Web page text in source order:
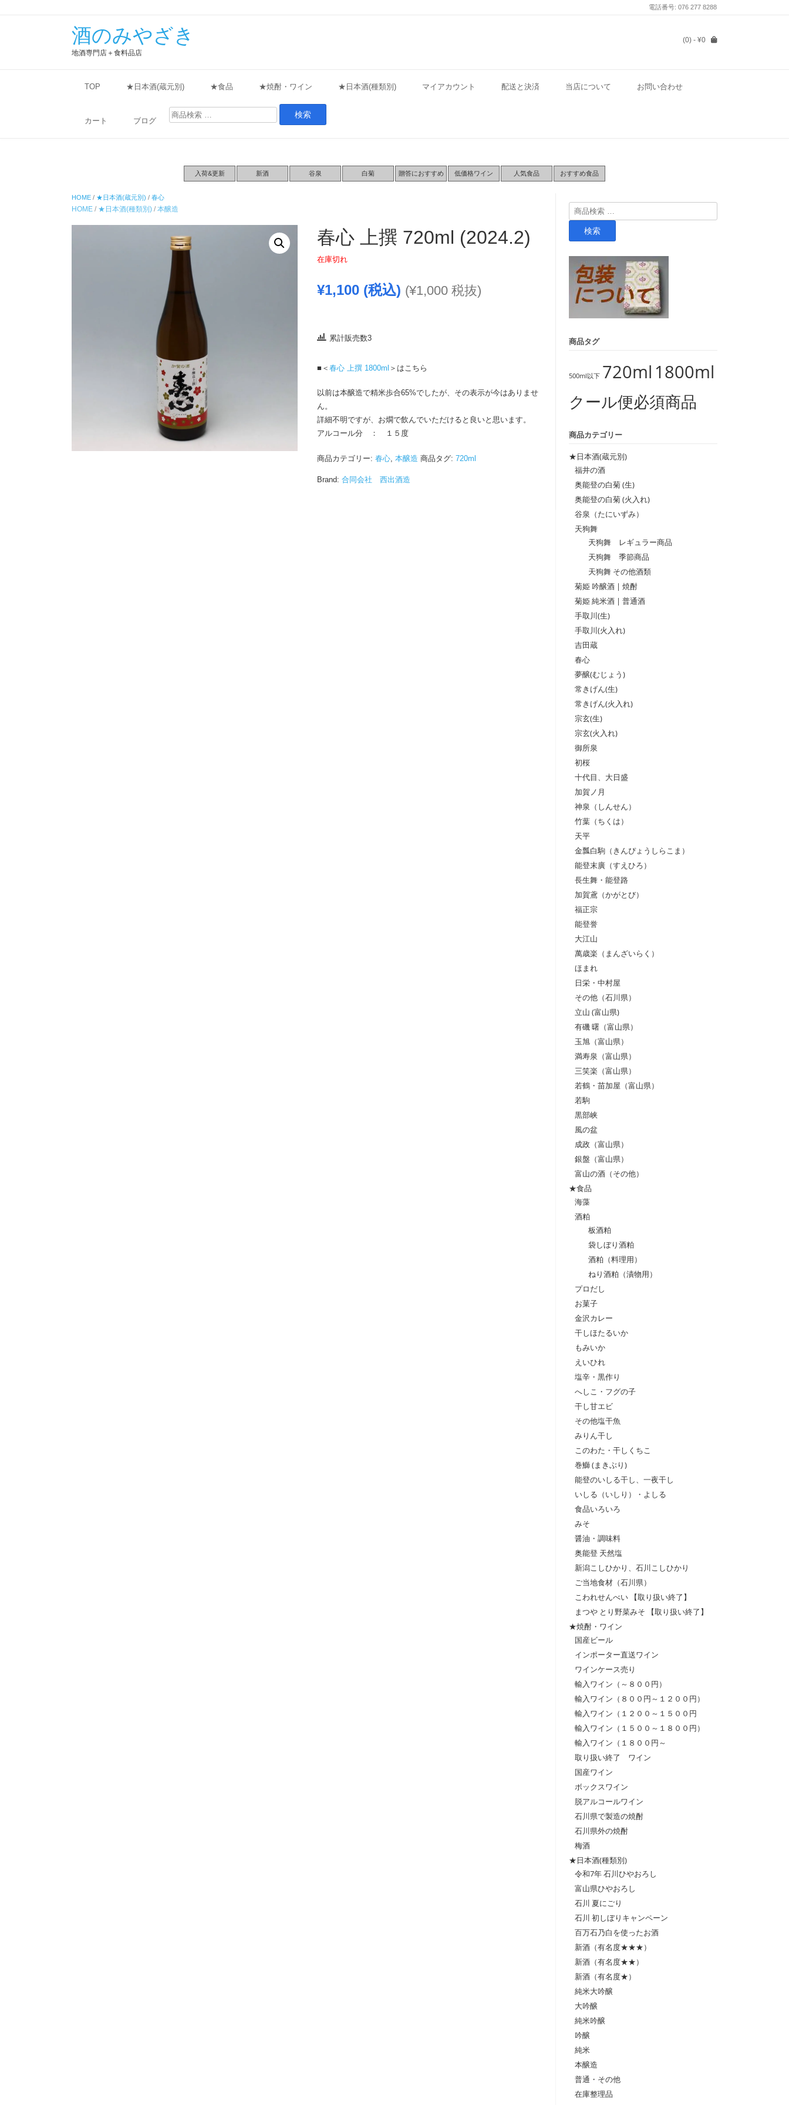
電話番号: 076 277 8288
酒のみやざき
地酒専門店＋食料品店
(0) - ¥0
TOP ★日本酒(蔵元別) ★食品 ★焼酎・ワイン ★日本酒(種類別) マイアカウント 配送と決済 当店について お問い合わせ
カート ブログ
検
索
入荷&更新 新酒 谷泉 白菊 贈答におすすめ 低価格ワイン 人気食品 おすすめ食品
HOME / ★日本酒(蔵元別) / 春心
HOME / ★日本酒(種類別) / 本醸造
春心 上撰 720ml (2024.2)
在庫切れ
¥1,100(税込) (¥1,000税抜)
累計販売数3
■＜ 春心 上撰 1800ml ＞はこちら
以前は本醸造で精米歩合65%でしたが、その表示が今はありませ
ん。
詳細不明ですが、お燗で飲んでいただけると良いと思います。
アルコール分 ： １５度
商品カテゴリー: 春心, 本醸造 商品タグ: 720ml
Brand: 合同会社 西出酒造
検
索
検索
商品タグ
500ml以下 720ml 1800ml
クール便必須商品
商品カテゴリー
★日本酒(蔵元別)
福井の酒
奥能登の白菊 (生)
奥能登の白菊 (火入れ)
谷泉（たにいずみ）
天狗舞
天狗舞 レギュラー商品
天狗舞 季節商品
天狗舞 その他酒類
菊姫 吟醸酒 | 焼酎
菊姫 純米酒 | 普通酒
手取川(生)
手取川(火入れ)
吉田蔵
春心
夢醸(むじょう)
常きげん(生)
常きげん(火入れ)
宗玄(生)
宗玄(火入れ)
御所泉
初桜
十代目、大日盛
加賀ノ月
神泉（しんせん）
竹葉（ちくは）
天平
金瓢白駒（きんぴょうしらこま）
能登末廣（すえひろ）
長生舞・能登路
加賀鳶（かがとび）
福正宗
能登誉
大江山
萬歳楽（まんざいらく）
ほまれ
日栄・中村屋
その他（石川県）
立山 (富山県)
有磯 曙（富山県）
玉旭（富山県）
満寿泉（富山県）
三笑楽（富山県）
若鶴・苗加屋（富山県）
若駒
黒部峡
風の盆
成政（富山県）
銀盤（富山県）
富山の酒（その他）
★食品
海藻
酒粕
板酒粕
袋しぼり酒粕
酒粕（料理用）
ねり酒粕（漬物用）
プロだし
お菓子
金沢カレー
干しほたるいか
もみいか
えいひれ
塩辛・黒作り
へしこ・フグの子
干し甘エビ
その他塩干魚
みりん干し
このわた・干しくちこ
巻鰤 (まきぶり)
能登のいしる干し、一夜干し
いしる（いしり）・よしる
食品いろいろ
みそ
醤油・調味料
奥能登 天然塩
新潟こしひかり、石川こしひかり
ご当地食材（石川県）
こわれせんべい 【取り扱い終了】
まつや とり野菜みそ 【取り扱い終了】
★焼酎・ワイン
国産ビール
インポーター直送ワイン
ワインケース売り
輸入ワイン（～８００円）
輸入ワイン（８００円～１２００円）
輸入ワイン（１２００～１５００円
輸入ワイン（１５００～１８００円）
輸入ワイン（１８００円～
取り扱い終了 ワイン
国産ワイン
ボックスワイン
脱アルコールワイン
石川県で製造の焼酎
石川県外の焼酎
梅酒
★日本酒(種類別)
令和7年 石川ひやおろし
富山県ひやおろし
石川 夏にごり
石川 初しぼりキャンペーン
百万石乃白を使ったお酒
新酒（有名度★★★）
新酒（有名度★★）
新酒（有名度★）
純米大吟醸
大吟醸
純米吟醸
吟醸
純米
本醸造
普通・その他
在庫整理品